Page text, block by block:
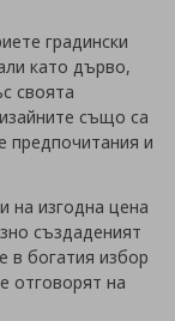
градински
като дърво,
своята
също са
предпочитания и
на изгодна цена
създаденият
в богатия избор
отговорят на